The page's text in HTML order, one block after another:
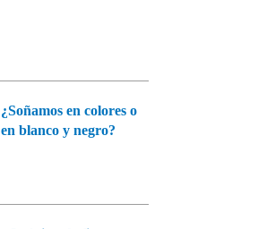
¿Soñamos en colores o
en blanco y negro?